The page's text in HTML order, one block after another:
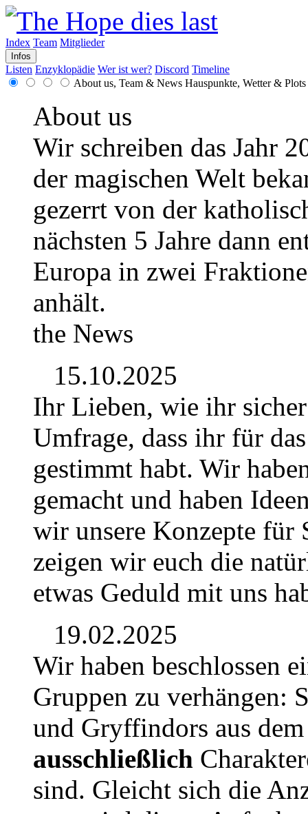
Index Team Mitglieder
Infos
Listen Enzyklopädie Wer ist wer? Discord Timeline
About us, Team & News Hauspunkte, Wetter & Plots
About us
Wir schreiben das Jahr
der magischen Welt
gezerrt von der
nächsten 5 Jahre dann
Europa in zwei
anhält.
the News
15.10.2025
Ihr Lieben, wie ihr
Umfrage, dass ihr für
gestimmt habt. Wir
gemacht und haben
wir unsere Konzepte für
zeigen wir euch die
etwas Geduld mit uns
19.02.2025
Wir haben beschlossen
Gruppen zu verhängen:
und Gryffindors aus
ausschließlich
sind. Gleicht sich die